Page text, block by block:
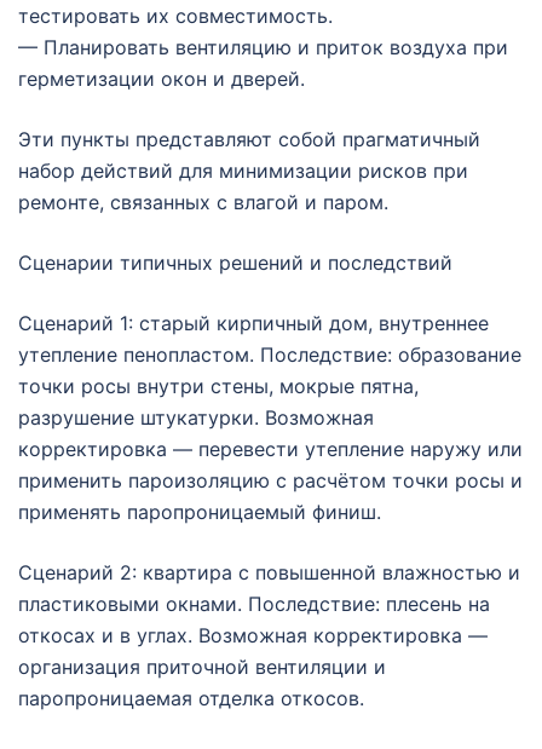
тестировать их совместимость.
— Планировать вентиляцию и приток воздуха при
герметизации окон и дверей.
Эти пункты представляют собой прагматичный
набор действий для минимизации рисков при
ремонте, связанных с влагой и паром.
Сценарии типичных решений и последствий
Сценарий 1: старый кирпичный дом, внутреннее
утепление пенопластом. Последствие: образование
точки росы внутри стены, мокрые пятна,
разрушение штукатурки. Возможная
корректировка — перевести утепление наружу или
применить пароизоляцию с расчётом точки росы и
применять паропроницаемый финиш.
Сценарий 2: квартира с повышенной влажностью и
пластиковыми окнами. Последствие: плесень на
откосах и в углах. Возможная корректировка —
организация приточной вентиляции и
паропроницаемая отделка откосов.